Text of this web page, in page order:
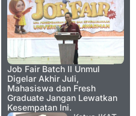
Job Fair Batch II Unmul
Digelar Akhir Juli,
Mahasiswa dan Fresh
Graduate Jangan Lewatkan
Kesempatan Ini.